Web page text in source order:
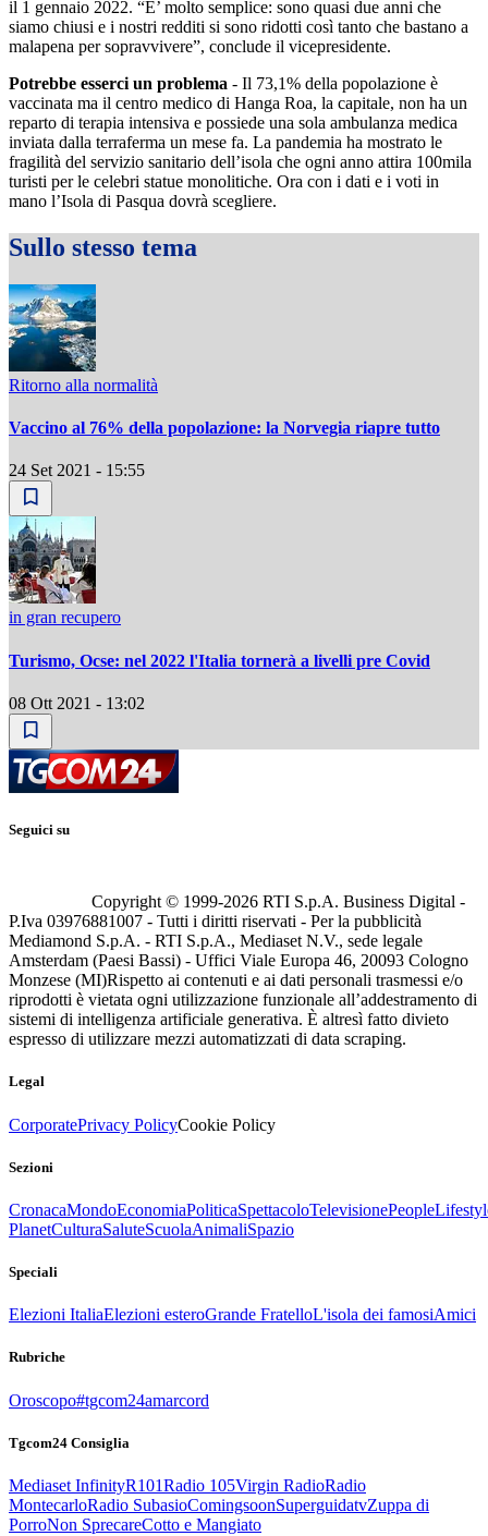
il 1 gennaio 2022. “E’ molto semplice: sono quasi due anni che
siamo chiusi e i nostri redditi si sono ridotti così tanto che bastano a
malapena per sopravvivere”, conclude il vicepresidente.
Potrebbe esserci un problema - Il 73,1% della popolazione è
vaccinata ma il centro medico di Hanga Roa, la capitale, non ha un
reparto di terapia intensiva e possiede una sola ambulanza medica
inviata dalla terraferma un mese fa. La pandemia ha mostrato le
fragilità del servizio sanitario dell’isola che ogni anno attira 100mila
turisti per le celebri statue monolitiche. Ora con i dati e i voti in
mano l’Isola di Pasqua dovrà scegliere.
Sullo stesso tema
Ritorno alla normalità
Vaccino al 76% della popolazione: la Norvegia riapre tutto
24 Set 2021 - 15:55
in gran recupero
Turismo, Ocse: nel 2022 l'Italia tornerà a livelli pre Covid
08 Ott 2021 - 13:02
Seguici su
Copyright © 1999-2026 RTI S.p.A. Business Digital -
P.Iva 03976881007 - Tutti i diritti riservati - Per la pubblicità
Mediamond S.p.A. - RTI S.p.A., Mediaset N.V., sede legale
Amsterdam (Paesi Bassi) - Uffici Viale Europa 46, 20093 Cologno
Monzese (MI)Rispetto ai contenuti e ai dati personali trasmessi e/o
riprodotti è vietata ogni utilizzazione funzionale all’addestramento di
sistemi di intelligenza artificiale generativa. È altresì fatto divieto
espresso di utilizzare mezzi automatizzati di data scraping.
Legal
CorporatePrivacy PolicyCookie Policy
Sezioni
CronacaMondoEconomiaPoliticaSpettacoloTelevisionePeople
PlanetCulturaSaluteScuolaAnimaliSpazio
Speciali
Elezioni ItaliaElezioni esteroGrande FratelloL'isola dei famosiAmici
Rubriche
Oroscopo#tgcom24amarcord
Tgcom24 Consiglia
Mediaset InfinityR101Radio 105Virgin RadioRadio
MontecarloRadio SubasioComingsoonSuperguidatvZuppa di
PorroNon SprecareCotto e Mangiato